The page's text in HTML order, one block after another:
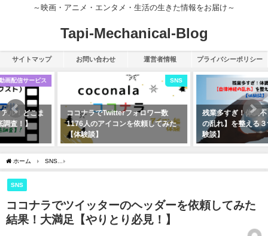
～映画・アニメ・エンタメ・生活の生きた情報をお届け～
Tapi-Mechanical-Blog
サイトマップ お問い合わせ 運営者情報 プライバシーポリシー
ココナラでTwitterフォロワー数
1176人のアイコンを依頼してみた
【体験談】
雑ブログ
残業多すぎ！体調不良【自律神経
の乱れ】を整える３つの方法【体
ホーム SNS
SNS
ココナラでツイッターのヘッダーを依頼してみた
結果！大満足【やりとり必見！】